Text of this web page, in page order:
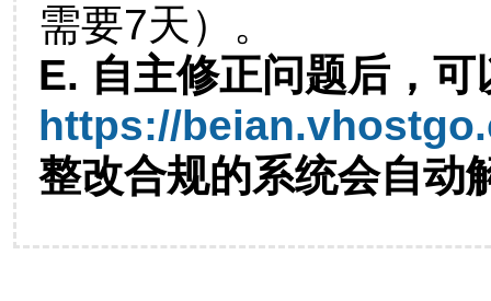
需要7天）。
E. 自主修正问题后，可
https://
整改合规的系统会自动